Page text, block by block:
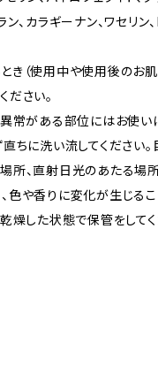
ン、カラギーナン、ワセリ
（使用中や使用後のお
さい。
常がある部位にはお使い
ちに洗い流してください
所、直射日光のあたる場
や香りに変化が生じるこ
燥した状態で保管をしてく